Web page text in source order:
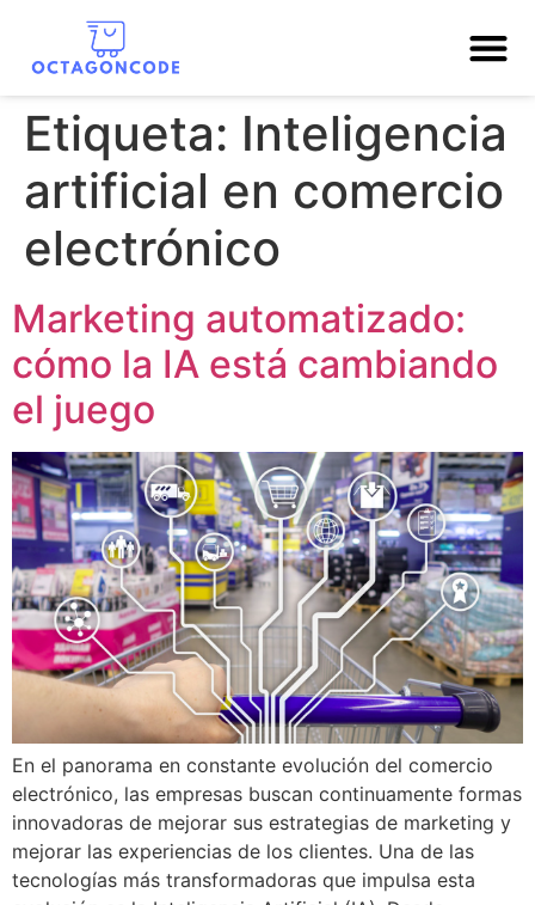
Etiqueta: Inteligencia
artificial en comercio
electrónico
Marketing automatizado:
cómo la IA está cambiando
el juego
En el panorama en constante evolución del comercio
electrónico, las empresas buscan continuamente formas
innovadoras de mejorar sus estrategias de marketing y
mejorar las experiencias de los clientes. Una de las
tecnologías más transformadoras que impulsa esta